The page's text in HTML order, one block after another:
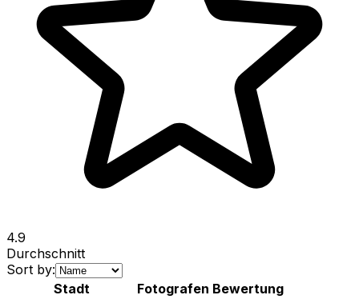
4.9
Durchschnitt
Sort by:
Stadt
Fotografen Bewertung